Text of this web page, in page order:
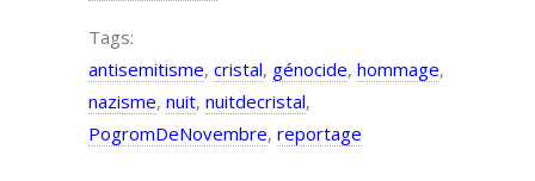
Tags:
antisemitisme, cristal, génocide, hommage,
nazisme, nuit, nuitdecristal,
PogromDeNovembre, reportage